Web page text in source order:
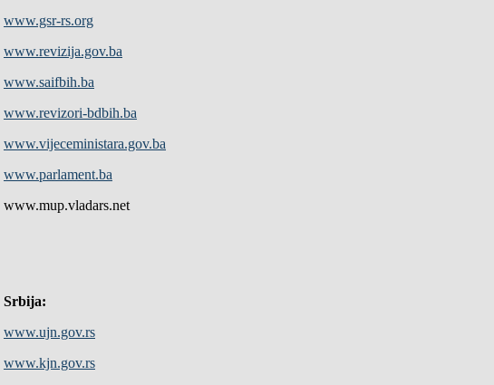
www.gsr-rs.org
www.revizija.gov.ba
www.saifbih.ba
www.revizori-bdbih.ba
www.vijeceministara.gov.ba
www.parlament.ba
www.mup.vladars.net
Srbija:
www.ujn.gov.rs
www.kjn.gov.rs